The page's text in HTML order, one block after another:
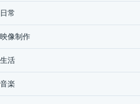
日常
映像制作
生活
音楽